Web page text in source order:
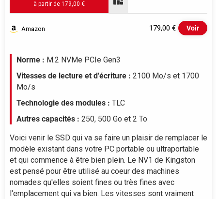
à partir de 179,00 €
Amazon 179,00 € Voir
2025 2026
50
150
200
Norme : M.2 NVMe PCIe Gen3
Vitesses de lecture et d'écriture : 2100 Mo/s et 1700
Mo/s
Technologie des modules : TLC
Autres capacités : 250, 500 Go et 2 To
Voici venir le SSD qui va se faire un plaisir de remplacer le
modèle existant dans votre PC portable ou ultraportable
et qui commence à être bien plein. Le NV1 de Kingston
est pensé pour être utilisé au coeur des machines
nomades qu'elles soient fines ou très fines avec
l'emplacement qui va bien. Les vitesses sont vraiment